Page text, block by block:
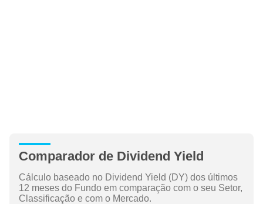
Comparador de Dividend Yield
Cálculo baseado no Dividend Yield (DY) dos últimos
12 meses do Fundo em comparação com o seu Setor,
Classificação e com o Mercado.